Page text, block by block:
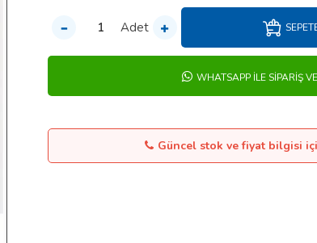
Adet
WHATSAPP İLE SIPARIŞ
Güncel stok ve fiyat bilgisi